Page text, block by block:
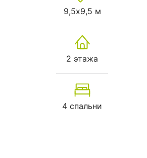
9,5х9,5 м
2 этажа
4 спальни